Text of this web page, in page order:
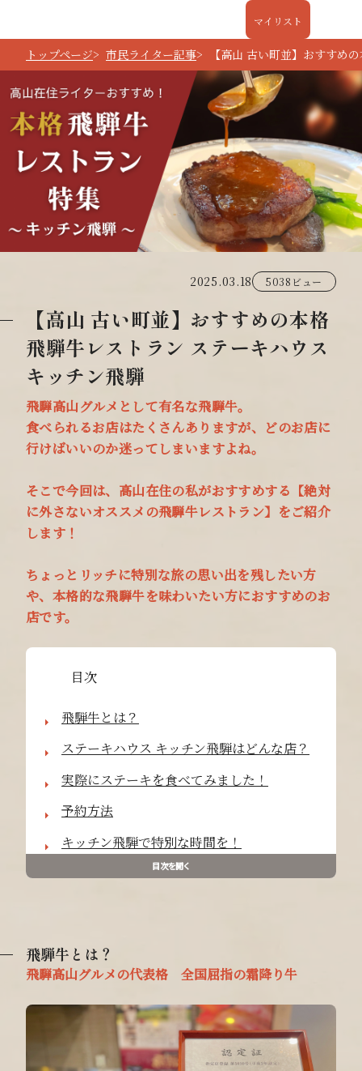
マイリスト
トップページ 市民ライター記事 【高山 古い町並】おすす
【高山 古い町並】おすすめの本格
飛騨牛レストラン ステーキハウス
キッチン飛騨
飛騨高山グルメとして有名な飛騨牛。
食べられるお店はたくさんありますが、どのお店に
行けばいいのか迷ってしまいますよね。
そこで今回は、高山在住の私がおすすめする【絶対
に外さないオススメの飛騨牛レストラン】をご紹介
します！
ちょっとリッチに特別な旅の思い出を残したい方
や、本格的な飛騨牛を味わいたい方におすすめのお
店です。
2025.03.18 5038ビュー
目次
飛騨牛とは？
ステーキハウス キッチン飛騨はどんな店？
実際にステーキを食べてみました！
予約方法
キッチン飛騨で特別な時間を！
目次を開く
飛騨牛とは？
飛騨高山グルメの代表格 全国屈指の霜降り牛